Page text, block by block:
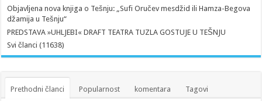
Objavljena nova knjiga o Tešnju: „Sufi Oručev mesdžid ili Hamza-Begova
džamija u Tešnju“
PREDSTAVA »UHLJEBI« DRAFT TEATRA TUZLA GOSTUJE U TEŠNJU
Svi članci (11638)
Prethodni članci Popularnost komentara Tagovi